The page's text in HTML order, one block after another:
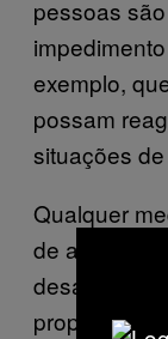
pessoas
impedimento
exemplo,
possam
situações
Qualquer
de armas
desafios ao
proposta de